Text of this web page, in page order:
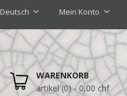
Deutsch Mein Konto
WARENKORB
artikel (0)- 0,00 chf